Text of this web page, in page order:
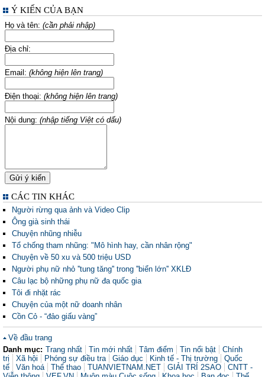
Ý KIẾN CỦA BẠN
Họ và tên: (cần phải nhập)
Địa chỉ:
Email: (không hiện lên trang)
Điện thoại: (không hiện lên trang)
Nội dung: (nhập tiếng Việt có dấu)
CÁC TIN KHÁC
Người rừng qua ảnh và Video Clip
Ông già sinh thái
Chuyện nhũng nhiễu
Tổ chống tham nhũng: "Mô hình hay, cần nhân rộng"
Chuyện về 50 xu và 500 triệu USD
Người phụ nữ nhỏ ''tung tăng'' trong ''biển lớn'' XKLĐ
Câu lạc bộ những phụ nữ đa quốc gia
Tôi đi nhặt rác
Chuyện của một nữ doanh nhân
Cồn Cỏ - “đảo giấu vàng”
Về đầu trang
Danh mục: Trang nhất Tin mới nhất Tâm điểm Tin nổi bật
Chính
trị
Xã hội Phóng sự điều tra Giáo dục Kinh tế - Thị trường
Quốc
tế
Văn hoá Thể thao TUANVIETNAM.NET GIẢI TRÍ 2SAO
CNTT -